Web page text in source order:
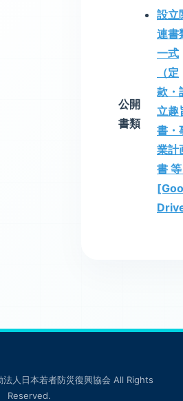
公開
書類
設立
連書
一式
（定
款・
立趣
書・
業計
書
人日本若者防災復興協会 All Rights
Reserved.